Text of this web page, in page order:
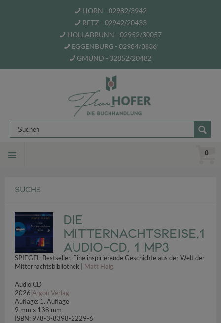
HORN - 02982/3942
RETZ - 02942/20433
HOLLABRUNN - 02952/30057
EGGENBURG - 02984/3836
GMÜND - 02852/20482
0
SUCHE
Die
Mitternachtsreise,1
Audio-CD, 1 MP3
SPIEGEL-Bestseller. Eine inspirierende Geschichte aus der Welt der
Mitternachtsbibliothek | Matt Haig
Audio CD
2026 Argon Verlag
Auflage: 1. Auflage
9 mm x 138 mm
ISBN: 978-3-8398-2229-6